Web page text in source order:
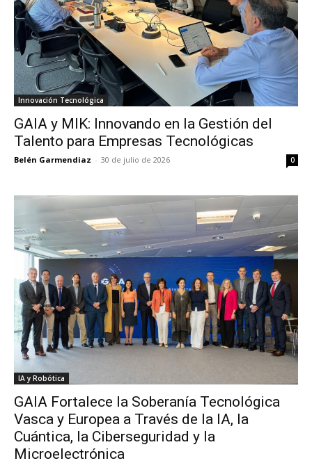
Innovación Tecnológica
GAIA y MIK: Innovando en la Gestión del
Talento para Empresas Tecnológicas
Belén Garmendiaz - 30 de julio de 2026 0
IA y Robótica
GAIA Fortalece la Soberanía Tecnológica
Vasca y Europea a Través de la IA, la
Cuántica, la Ciberseguridad y la
Microelectrónica